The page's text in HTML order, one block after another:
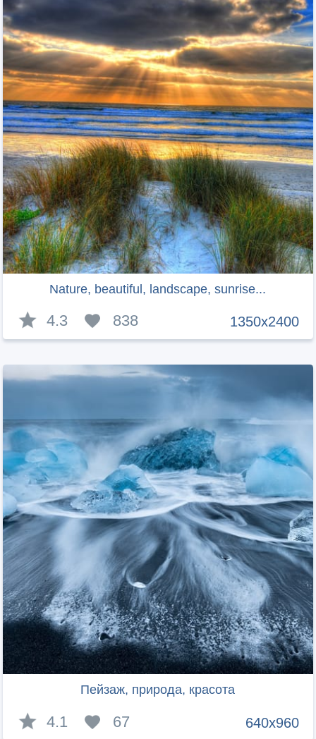
Nature, beautiful, landscape, sunrise...
1350x2400
4.3 838
Пейзаж, природа, красота
640x960
4.1 67